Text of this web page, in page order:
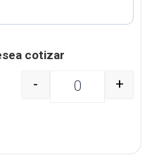
cotizar
Bolsa en cambrel
- +